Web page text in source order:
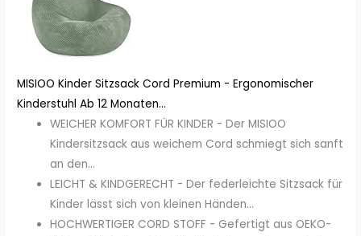
MISIOO Kinder Sitzsack Cord Premium - Ergonomischer
Kinderstuhl Ab 12 Monaten...
WEICHER KOMFORT FÜR KINDER - Der MISIOO
Kindersitzsack aus weichem Cord schmiegt sich sanft
an den...
LEICHT & KINDGERECHT - Der federleichte Sitzsack für
Kinder lässt sich von kleinen Händen...
HOCHWERTIGER CORD STOFF - Gefertigt aus OEKO-